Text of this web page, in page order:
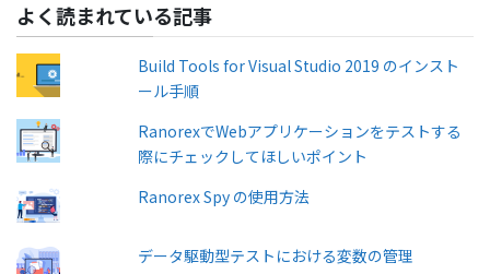
よく読まれている記事
Build Tools for Visual Studio 2019 のインスト
ール手順
RanorexでWebアプリケーションをテストする
際にチェックしてほしいポイント
Ranorex Spy の使用方法
データ駆動型テストにおける変数の管理